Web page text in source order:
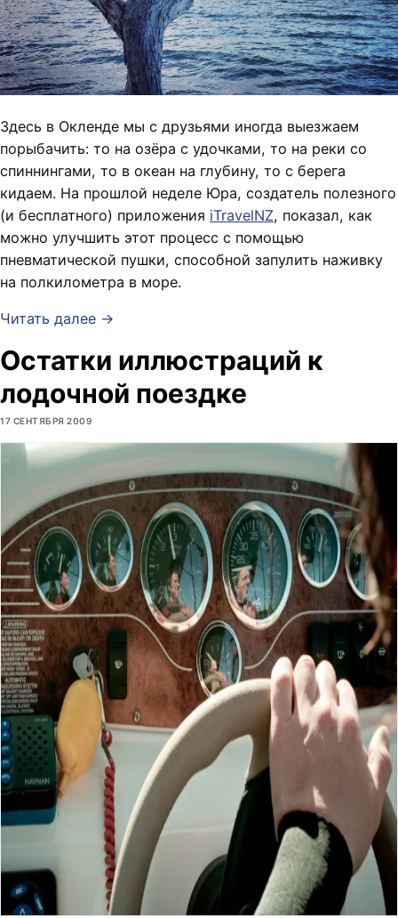
Здесь в Окленде мы с друзьями иногда выезжаем
порыбачить: то на озёра с удочками, то на реки со
спиннингами, то в океан на глубину, то с берега
кидаем. На прошлой неделе Юра, создатель полезного
(и бесплатного) приложения iTravelNZ, показал, как
можно улучшить этот процесс с помощью
пневматической пушки, способной запулить наживку
на полкилометра в море.
Читать далее →
Остатки иллюстраций к
лодочной поездке
17 СЕНТЯБРЯ 2009